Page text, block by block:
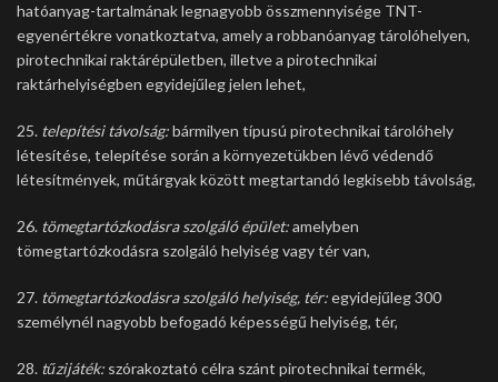
hatóanyag-tartalmának legnagyobb összmennyisége TNT-
egyenértékre vonatkoztatva, amely a robbanóanyag tárolóhelyen,
pirotechnikai raktárépületben, illetve a pirotechnikai
raktárhelyiségben egyidejűleg jelen lehet,
25. telepítési távolság:bármilyen típusú pirotechnikai tárolóhely
létesítése, telepítése során a környezetükben lévő védendő
létesítmények, műtárgyak között megtartandó legkisebb távolság,
26. tömegtartózkodásra szolgáló épület:amelyben
tömegtartózkodásra szolgáló helyiség vagy tér van,
27. tömegtartózkodásra szolgáló helyiség, tér:egyidejűleg 300
személynél nagyobb befogadó képességű helyiség, tér,
28. tűzijáték: szórakoztató célra szánt pirotechnikai termék,